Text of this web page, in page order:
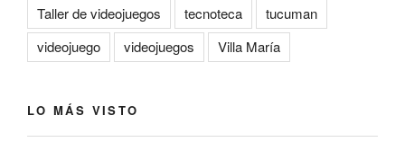
Taller de videojuegos
tecnoteca
tucuman
videojuego
videojuegos Villa María
LO MÁS VISTO